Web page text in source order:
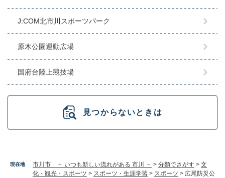
現在地 市川市 － いつも新しい流れがある 市川 － > 分類でさがす > 文
化・観光・スポーツ > スポーツ・生涯学習 > スポーツ > 広尾防災公
J:COM北市川スポーツパーク
原木公園運動広場
国府台陸上競技場
見つからないときは